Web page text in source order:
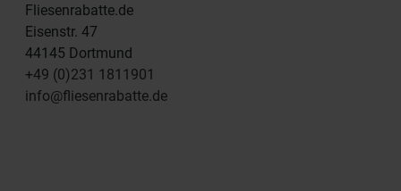
Fliesenrabatte.de
Eisenstr. 47
44145 Dortmund
+49 (0)231 1811901
info@fliesenrabatte.de